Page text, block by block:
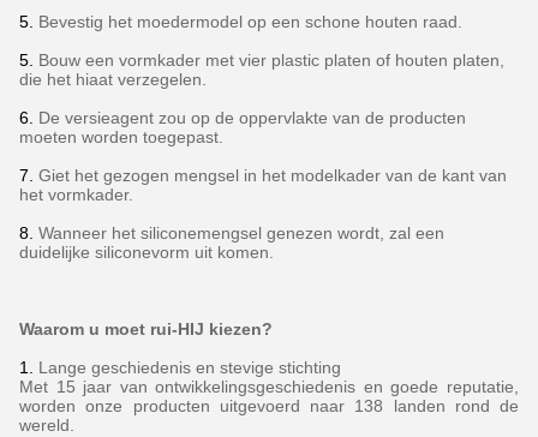
5. Bevestig het moedermodel op een schone houten raad.
5. Bouw een vormkader met vier plastic platen of houten platen,
die het hiaat verzegelen.
6. De versieagent zou op de oppervlakte van de producten
moeten worden toegepast.
7. Giet het gezogen mengsel in het modelkader van de kant van
het vormkader.
8. Wanneer het siliconemengsel genezen wordt, zal een
duidelijke siliconevorm uit komen.
Waarom u moet rui-HIJ kiezen?
1. Lange geschiedenis en stevige stichting
Met 15 jaar van ontwikkelingsgeschiedenis en goede reputatie,
worden onze producten uitgevoerd naar 138 landen rond de
wereld.